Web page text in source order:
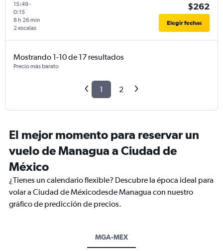
15:49-
0:15
2 escalas
8 h 26 min
$262
Elegir fechas
Mostrando 1-10 de 17 resultados
Precio más barato
1 2
El mejor momento para reservar un
vuelo de Managua a Ciudad de
México
¿Tienes un calendario flexible? Descubre la época ideal para
volar a Ciudad de Méxicodesde Managua con nuestro
gráfico de predicción de precios.
MGA-MEX